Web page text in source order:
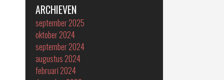
ARCHIEVEN
september 2025
oktober 2024
september 2024
augustus 2024
februari 2024